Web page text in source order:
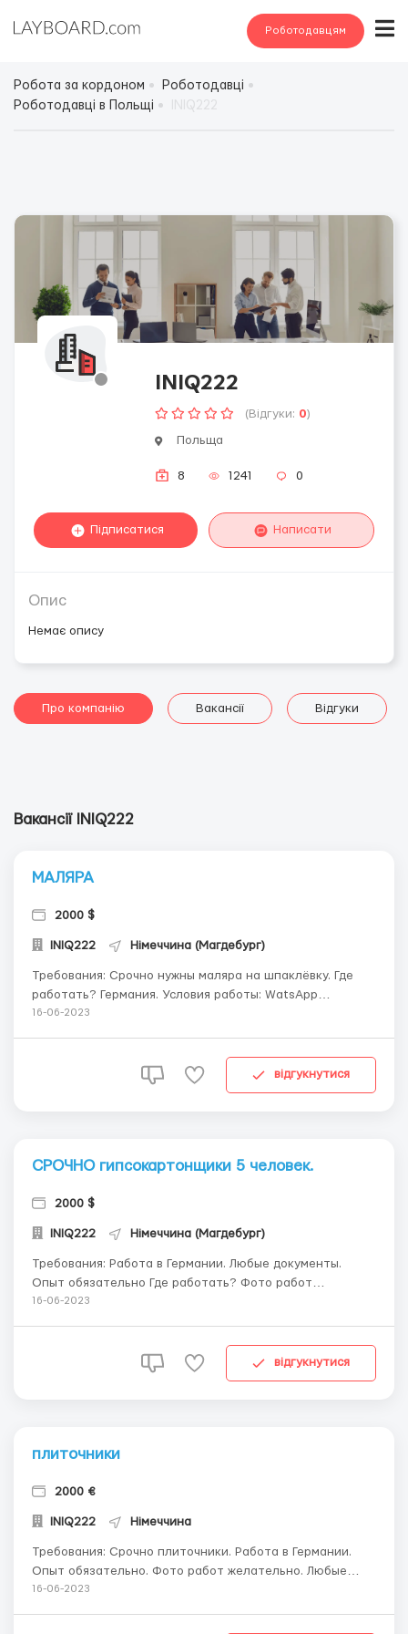
Роботодавцям
Робота за кордоном
Роботодавці
Роботодавці в Польщі
INIQ222
(Відгуки: 0)
Польща
8 1241 0
Підписатися Написати
Опис
Немає опису
Про компанію Вакансії Відгуки
Вакансії INIQ222
МАЛЯРА
2000 $
INIQ222 Німеччина (Магдебург)
Требования: Срочно нужны маляра на шпаклёвку. Где
работать? Германия. Условия работы: WatsApp
+37362043572
16-06-2023
відгукнутися
СРОЧНО гипсокартонщики 5 человек.
2000 $
INIQ222 Німеччина (Магдебург)
Требования: Работа в Германии. Любые документы.
Опыт обязательно Где работать? Фото работ
желательно. Подробности в ЛИЧКУ Условия работы:
16-06-2023
відгукнутися
плиточники
2000 €
INIQ222 Німеччина
Требования: Срочно плиточники. Работа в Германии.
Опыт обязательно. Фото работ желательно. Любые
документы. Где работать? Оформление:Чешская
16-06-2023